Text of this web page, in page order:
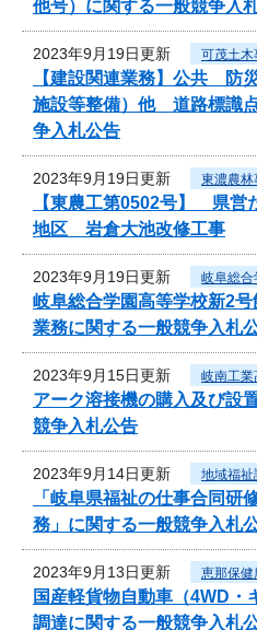
他号）に関する一般競争入
2023年9月19日更新 可茂土木
【建設関連業務】公共 防
施設等整備）他 道路標識
争入札公告
2023年9月19日更新 東濃農林
【東農工第0502号】 県
地区 岩倉大池改修工事
2023年9月19日更新 岐阜総合
岐阜総合学園高等学校新2
業務に関する一般競争入札
2023年9月15日更新 岐南工業
アーク溶接機の購入及び設
競争入札公告
2023年9月14日更新 地域福祉
「岐阜県福祉の仕事合同研
務」に関する一般競争入札
2023年9月13日更新 恵那保健
国産軽貨物自動車（4WD・
調達に関する一般競争入札